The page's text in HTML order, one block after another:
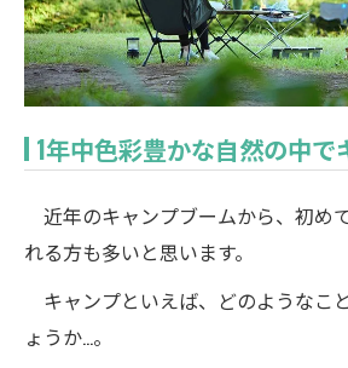
1年中色彩豊かな自然の中で
近年のキャンプブームから、初め
れる方も多いと思います。
キャンプといえば、どのようなこ
ょうか…。